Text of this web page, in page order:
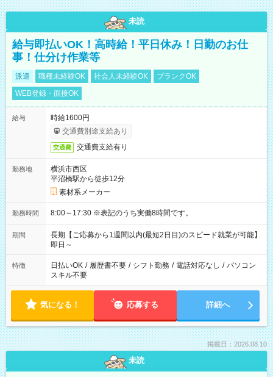
未読
給与即払いOK！高時給！平日休み！日勤のお仕
事！仕分け作業等
派遣 職種未経験OK 社会人未経験OK
ブランクOK
WEB登録・面接OK
給与
時給1600円
交通費別途支給あり
交通費 交通費支給有り
勤務地
横浜市西区
平沼橋駅から徒歩12分
素材系メーカー
勤務時間 8:00～17:30 ※表記のうち実働8時間です。
期間
長期【ご応募から1週間以内(最短2日目)のスピード就業が可能】
即日～
特徴 日払いOK / 履歴書不要 / シフト勤務 / 電話対応なし / パソコン
スキル不要
気になる！ 応募する 詳細へ
掲載日：2026.08.10
未読